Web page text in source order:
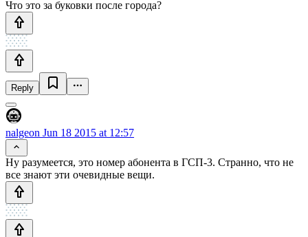
Что это за буковки после города?
Reply
nalgeon Jun 18 2015 at 12:57
Ну разумеется, это номер абонента в ГСП-3. Странно, что не
все знают эти очевидные вещи.